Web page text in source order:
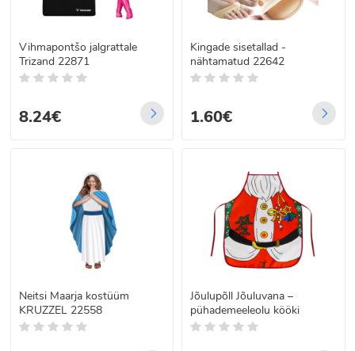
Vihmapontšo jalgrattale
Trizand 22871
8.24€
Kingade sisetallad -
nähtamatud 22642
1.60€
Neitsi Maarja kostüüm
KRUZZEL 22558
Jõulupõll Jõuluvana –
pühademeeleolu kööki